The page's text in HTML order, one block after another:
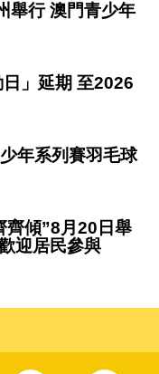
舉行 澳門青少年
」延期 至2026
年系列賽羽毛球
齊傾”8月20日舉
迎居民參與